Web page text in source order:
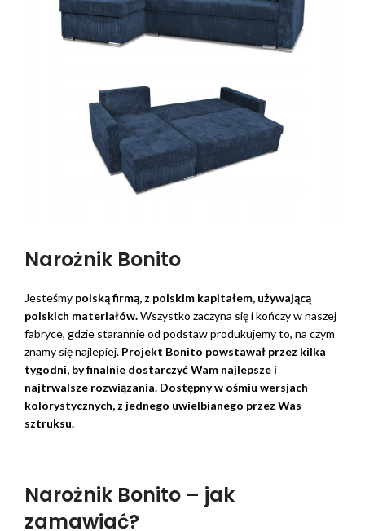
Narożnik Bonito
Jesteśmy polską firmą, z polskim kapitałem, używającą
polskich materiałów.Wszystko zaczyna się i kończy w naszej
fabryce, gdzie starannie od podstaw produkujemy to, na czym
znamy się najlepiej. Projekt Bonito powstawał przez kilka
tygodni, by finalnie dostarczyć Wam najlepsze i
najtrwalsze rozwiązania. Dostępny w ośmiu wersjach
kolorystycznych, z jednego uwielbianego przez Was
sztruksu.
Narożnik Bonito – jak
zamawiać?